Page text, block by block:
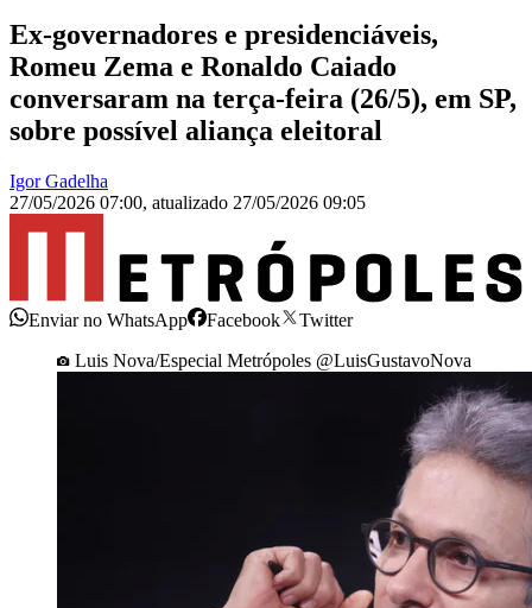
Ex-governadores e presidenciáveis,
Romeu Zema e Ronaldo Caiado
conversaram na terça-feira (26/5), em SP,
sobre possível aliança eleitoral
Igor Gadelha
27/05/2026 07:00, atualizado 27/05/2026 09:05
Enviar no WhatsApp Facebook
Twitter
Luis Nova/Especial Metrópoles @LuisGustavoNova